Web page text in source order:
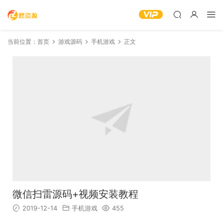
当前位置： 首页 游戏源码 手机游戏 正文
微信扫雷源码+视频安装教程
2019-12-14 手机游戏 455